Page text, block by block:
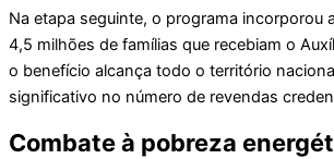
Na etapa seguinte, o programa incorporou
4,5 milhões de famílias que recebiam o
o benefício alcança todo o território
significativo no número de revendas
Combate à pobreza